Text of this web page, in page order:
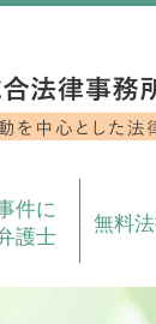
件に
護士
無料